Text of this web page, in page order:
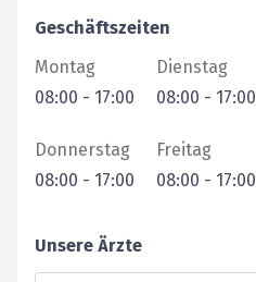
Geschäftszeiten
Montag
08:00 - 17:00
Dienstag
08:00 - 17:00
Donnerstag
08:00 - 17:00
Freitag
08:00 - 17:00
Unsere Ärzte